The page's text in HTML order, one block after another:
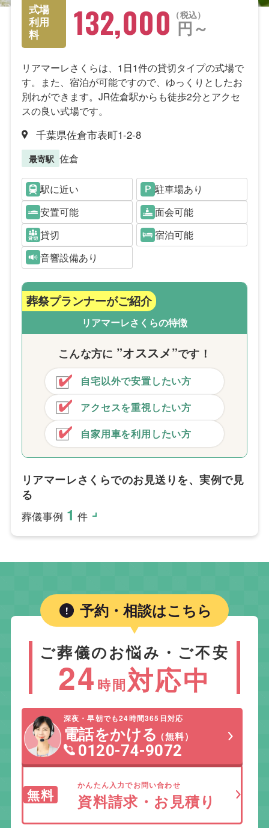
式場
利用
料
税込
132,000 円～
リアマーレさくらは、1日1件の貸切タイプの式場で
す。また、宿泊が可能ですので、ゆっくりとしたお
別れができます。JR佐倉駅からも徒歩2分とアクセ
スの良い式場です。
千葉県佐倉市表町1-2-8
最寄駅 佐倉
駅に近い
駐車場あり
安置可能
面会可能
貸切
宿泊可能
音響設備あり
葬祭プランナーがご紹介
リアマーレさくらの特徴
こんな方に ”オススメ”です！
自宅以外で安置したい方
アクセスを重視したい方
自家用車を利用したい方
リアマーレさくらでのお見送りを、実例で見
る
葬儀事例 1 件
予約・相談はこちら
ご葬儀のお悩み・ご不安
24 時間対応中
深夜・早朝でも24時間365日対応
電話をかける（無料）
0120-74-9072
無料
かんたん入力でお問い合わせ
資料請求・お見積り